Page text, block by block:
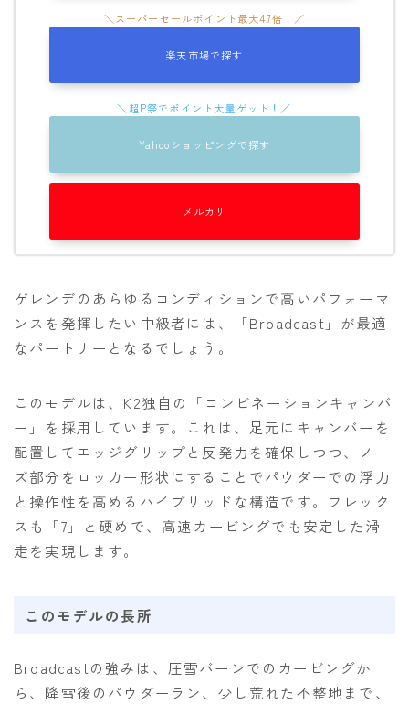
楽天市場で探す
Yahooショッピングで探す
メルカリ
ゲレンデのあらゆるコンディションで高いパフォーマ
ンスを発揮したい中級者には、「Broadcast」が最適
なパートナーとなるでしょう。
このモデルは、K2独自の「コンビネーションキャンバ
ー」を採用しています。これは、足元にキャンバーを
配置してエッジグリップと反発力を確保しつつ、ノー
ズ部分をロッカー形状にすることでパウダーでの浮力
と操作性を高めるハイブリッドな構造です。フレック
スも「7」と硬めで、高速カービングでも安定した滑
走を実現します。
このモデルの長所
Broadcastの強みは、圧雪バーンでのカービングか
ら、降雪後のパウダーラン、少し荒れた不整地まで、